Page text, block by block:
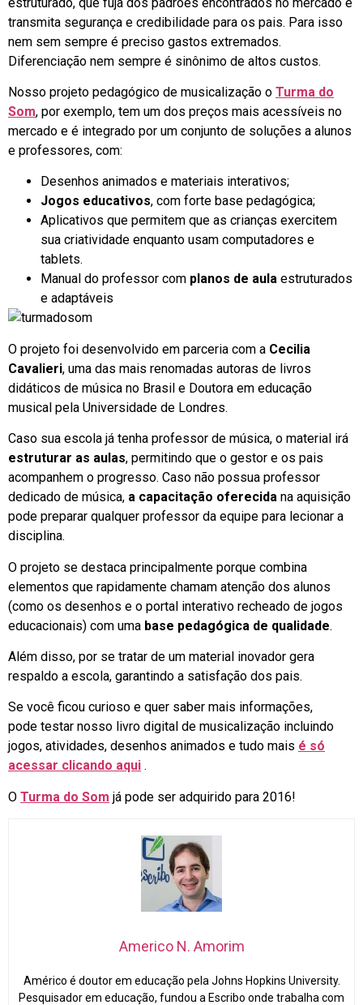
transmita segurança e credibilidade para os pais. Para isso
nem sem sempre é preciso gastos extremados.
Diferenciação nem sempre é sinônimo de altos custos.
Nosso projeto pedagógico de musicalização o Turma do
Som, por exemplo, tem um dos preços mais acessíveis no
mercado e é integrado por um conjunto de soluções a alunos
e professores, com:
Desenhos animados e materiais interativos;
Jogos educativos, com forte base pedagógica;
Aplicativos que permitem que as crianças exercitem
sua criatividade enquanto usam computadores e
tablets.
Manual do professor com planos de aula estruturados
e adaptáveis
O projeto foi desenvolvido em parceria com a Cecilia
Cavalieri, uma das mais renomadas autoras de livros
didáticos de música no Brasil e Doutora em educação
musical pela Universidade de Londres.
Caso sua escola já tenha professor de música, o material irá
estruturar as aulas, permitindo que o gestor e os pais
acompanhem o progresso. Caso não possua professor
dedicado de música, a capacitação oferecida na aquisição
pode preparar qualquer professor da equipe para lecionar a
disciplina.
O projeto se destaca principalmente porque combina
elementos que rapidamente chamam atenção dos alunos
(como os desenhos e o portal interativo recheado de jogos
educacionais) com uma base pedagógica de qualidade.
Além disso, por se tratar de um material inovador gera
respaldo a escola, garantindo a satisfação dos pais.
Se você ficou curioso e quer saber mais informações,
pode testar nosso livro digital de musicalização incluindo
jogos, atividades, desenhos animados e tudo mais é só
acessar clicando aqui .
O Turma do Som já pode ser adquirido para 2016!
Americo N. Amorim
Américo é doutor em educação pela Johns Hopkins University.
Pesquisador em educação, fundou a Escribo onde trabalha com